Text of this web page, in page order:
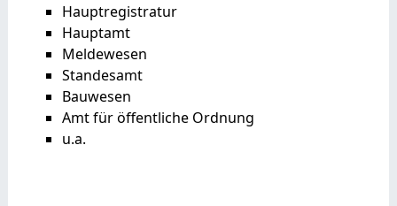
Hauptregistratur
Hauptamt
Meldewesen
Standesamt
Bauwesen
Amt für öffentliche Ordnung
u.a.